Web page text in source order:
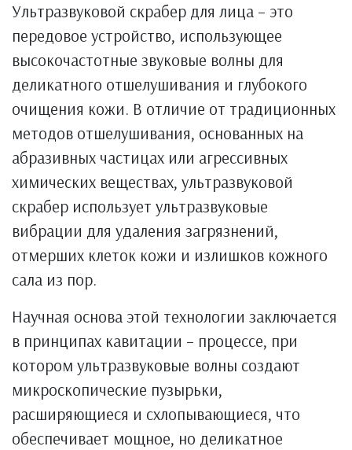
Ультразвуковой скрабер для лица – это
передовое устройство, использующее
высокочастотные звуковые волны для
деликатного отшелушивания и глубокого
очищения кожи. В отличие от традиционных
методов отшелушивания, основанных на
абразивных частицах или агрессивных
химических веществах, ультразвуковой
скрабер использует ультразвуковые
вибрации для удаления загрязнений,
отмерших клеток кожи и излишков кожного
сала из пор.
Научная основа этой технологии заключается
в принципах кавитации – процессе, при
котором ультразвуковые волны создают
микроскопические пузырьки,
расширяющиеся и схлопывающиеся, что
обеспечивает мощное, но деликатное